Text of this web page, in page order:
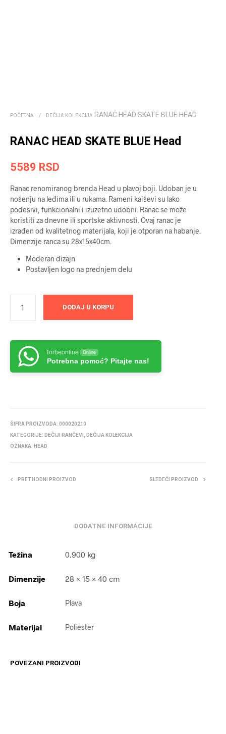
POČETNA / DEČIJA KOLEKCIJA RANAC HEAD SKATE BLUE HEAD
RANAC HEAD SKATE BLUE Head
5589 RSD
Ranac renomiranog brenda Head u plavoj boji. Udoban je u
nošenju na leđima ili u rukama. Rameni kaiševi su lako
podesivi, funkcionalni i izuzetno udobni. Ranac se može
koristiti za dnevne ili sportske aktivnosti. Ovaj ranac je
izrađen od kvalitetnog materijala, koji je otporan na habanje.
Dimenzije ranca su 28x15x40cm.
Moderan dizajn
Postavljen logo na prednjem delu
DODAJ U KORPU
Torbeonline Online
Potrebna pomoć? Pitajte nas!
ŠIFRA PROIZVODA: 000020210
KATEGORIJE: DEČIJI RANČEVI
DEČIJA KOLEKCIJA
OZNAKA: HEAD
PRETHODNI PROIZVOD SLEDEĆI PROIZVOD
DODATNE INFORMACIJE
Težina 0.900 kg
Dimenzije 28 × 15 × 40 cm
Boja Plava
Materijal Poliester
POVEZANI PROIZVODI